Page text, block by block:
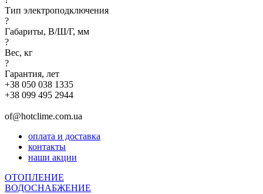
Тип электроподключения
?
Габариты, В/Ш/Г, мм
?
Вес, кг
?
Гарантия, лет
+38 050 038 1335
+38 099 495 2944
of@hotclime.com.ua
оплата и доставка
контакты
наши акции
ОТОПЛЕНИЕ
ВОДОСНАБЖЕНИЕ